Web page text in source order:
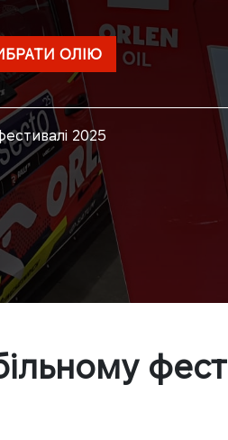
ОЛІЮ
2025